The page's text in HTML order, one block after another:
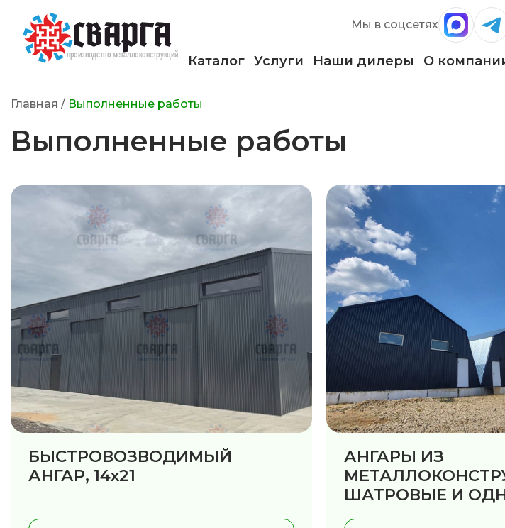
Мы в соцсетях
Каталог Услуги Наши дилеры О
Главная / Выполненные работы
Выполненные работы
БЫСТРОВОЗВОДИМЫЙ
АНГАР, 14х21
АНГАРЫ ИЗ
ШАТРОВЫЕ И